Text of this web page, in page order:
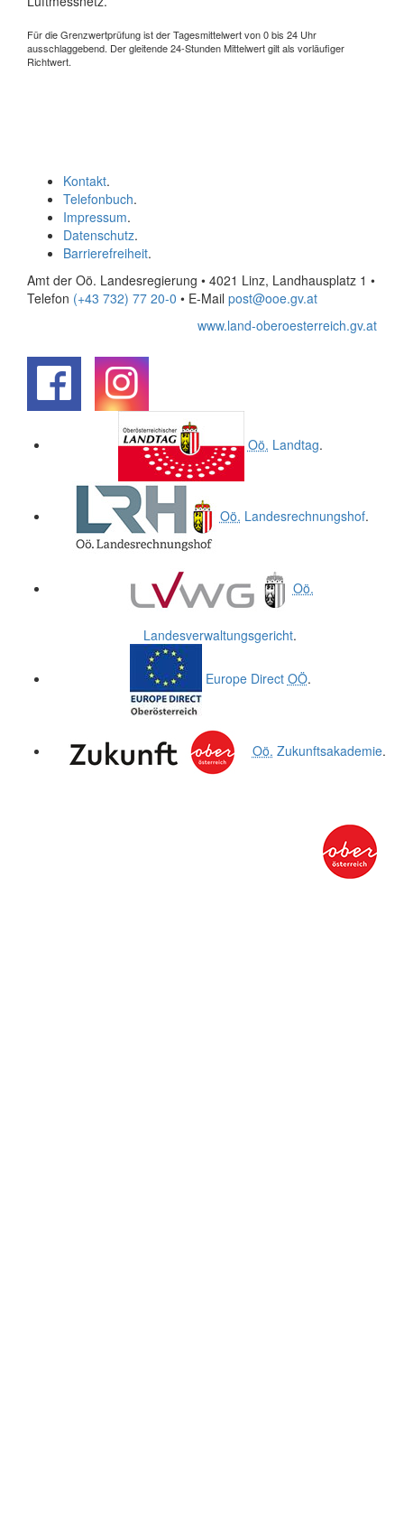
Für die Grenzwertprüfung ist der Tagesmittelwert von 0 bis 24 Uhr
ausschlaggebend. Der gleitende 24-Stunden Mittelwert gilt als vorläufiger
Richtwert.
Kontakt.
Telefonbuch.
Impressum.
Datenschutz.
Barrierefreiheit.
Amt der Oö. Landesregierung • 4021 Linz, Landhausplatz 1 •
Telefon (+43 732) 77 20-0 • E-Mail post@ooe.gv.at
www.land-oberoesterreich.gv.at
Oö. Landtag.
Oö. Landesrechnungshof.
Oö.
Landesverwaltungsgericht.
Europe Direct OÖ.
Oö. Zukunftsakademie.